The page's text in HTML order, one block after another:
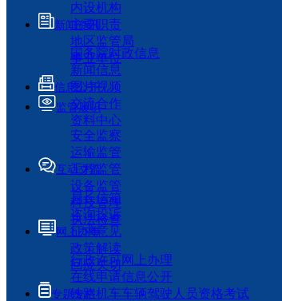
内设机构
主要职责
地区监管局
事业单位
新闻资讯
国务院时政信息
新闻信息
图片视频
交流合作
资料中心
信息公开
监管履职
安全监察
运输监管
工程监管
设备监管
科技管理
执法检查
互动交流
局长信箱
咨询投诉
征求意见
政策解读
回应关切
网上办事
行政许可网上办理
在线申请信息公开
铁路机车车辆驾驶人员资格考试
专题专栏